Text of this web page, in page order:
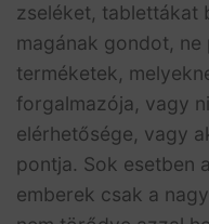
zseléket, tablettákat
magának gondot,
terméketek,
forgalmazója, vagy
elérhetősége, vagy
pontja. Sok esetben
emberek csak a